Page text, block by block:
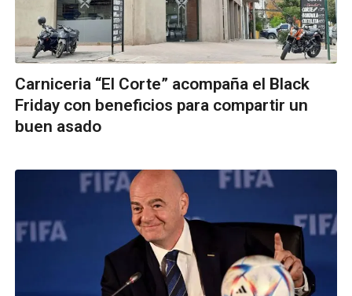
Carniceria “El Corte” acompaña el Black
Friday con beneficios para compartir un
buen asado